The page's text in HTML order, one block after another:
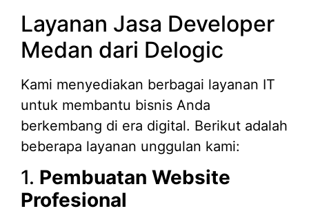
Layanan Jasa Developer
Medan dari Delogic
Kami menyediakan berbagai layanan IT
untuk membantu bisnis Anda
berkembang di era digital. Berikut adalah
beberapa layanan unggulan kami:
1. Pembuatan Website
Profesional